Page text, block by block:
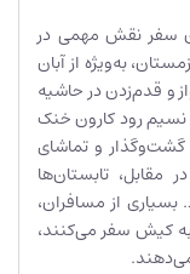
سفر نقش مهمی در
به‌ویژه از آبان
و قدم‌زدن در حاشیه
نسیم رود کارون خنک
گشت‌وگذار و تماشای
تابستان‌ها
از مسافران،
کیش سفر ‌می‌کنند،
می‌دهند.